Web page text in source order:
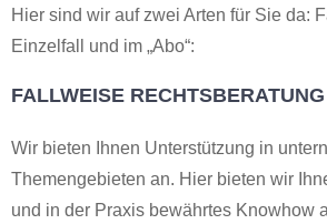
Hier sind wir auf zwei Arten für Sie da:
Einzelfall und im „Abo“:
FALLWEISE RECHTSBERATUNG
Wir bieten Ihnen Unterstützung in
Themengebieten an. Hier bieten wir
und in der Praxis bewährtes Knowhow